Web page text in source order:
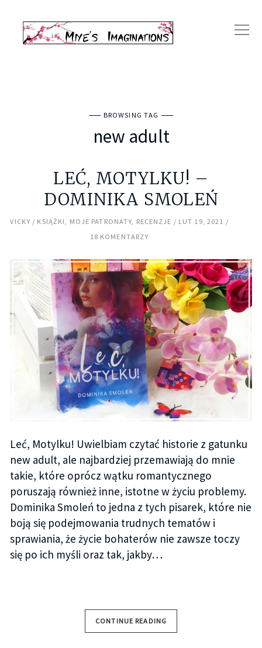
BROWSING TAG
new adult
LEĆ, MOTYLKU! –
DOMINIKA SMOLEŃ
VICKY KSIĄŻKI MOJE PATRONATY RECENZJE
LUT 19, 2021
18 KOMENTARZY
Leć, Motylku! Uwielbiam czytać historie z gatunku
new adult, ale najbardziej przemawiają do mnie
takie, które oprócz wątku romantycznego
poruszają również inne, istotne w życiu problemy.
Dominika Smoleń to jedna z tych pisarek, które nie
boją się podejmowania trudnych tematów i
sprawiania, że życie bohaterów nie zawsze toczy
się po ich myśli oraz tak, jakby…
CONTINUE READING